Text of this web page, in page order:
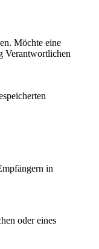
Möchte eine
Verantwortlichen
in
oder eines